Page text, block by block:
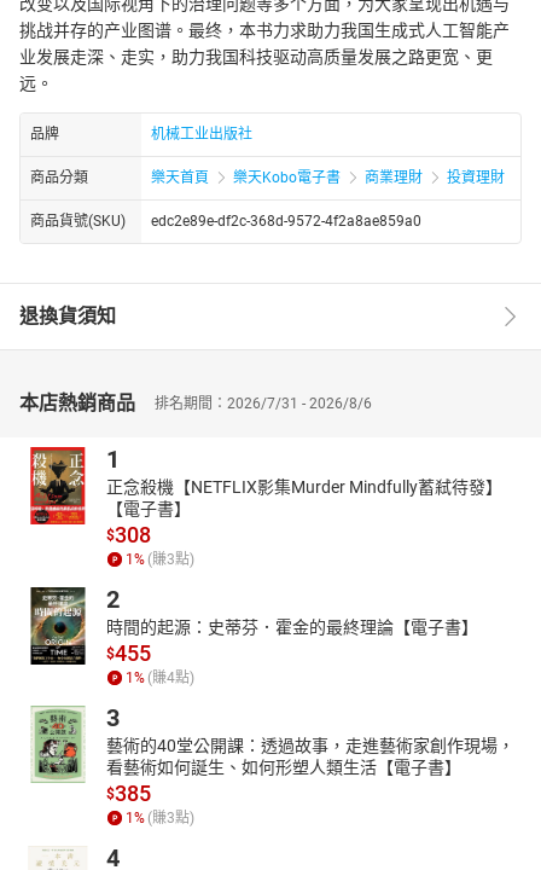
挑战并存的产业图谱。最终，本书力求助力我国生成式人工智能产
业发展走深、走实，助力我国科技驱动高质量发展之路更宽、更
远。
品牌 机械工业出版社
商品分類 樂天首頁 樂天Kobo電子書 商業理財 投資理財
商品貨號(SKU) edc2e89e-df2c-368d-9572-4f2a8ae859a0
退換貨須知
本店熱銷商品 排名期間：2026/7/31 - 2026/8/6
1
正念殺機【NETFLIX影集Murder Mindfully蓄弒待發】
【電子書】
$308
1% (賺3點)
2
時間的起源：史蒂芬．霍金的最終理論【電子書】
$455
1% (賺4點)
3
藝術的40堂公開課：透過故事，走進藝術家創作現場，
看藝術如何誕生、如何形塑人類生活【電子書】
$385
1% (賺3點)
4